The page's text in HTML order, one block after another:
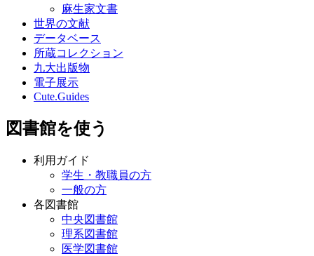
麻生家文書
世界の文献
データベース
所蔵コレクション
九大出版物
電子展示
Cute.Guides
図書館を使う
利用ガイド
学生・教職員の方
一般の方
各図書館
中央図書館
理系図書館
医学図書館